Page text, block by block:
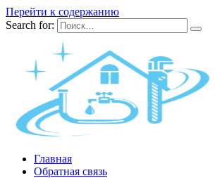
Перейти к содержанию
Search for:
Главная
Обратная связь